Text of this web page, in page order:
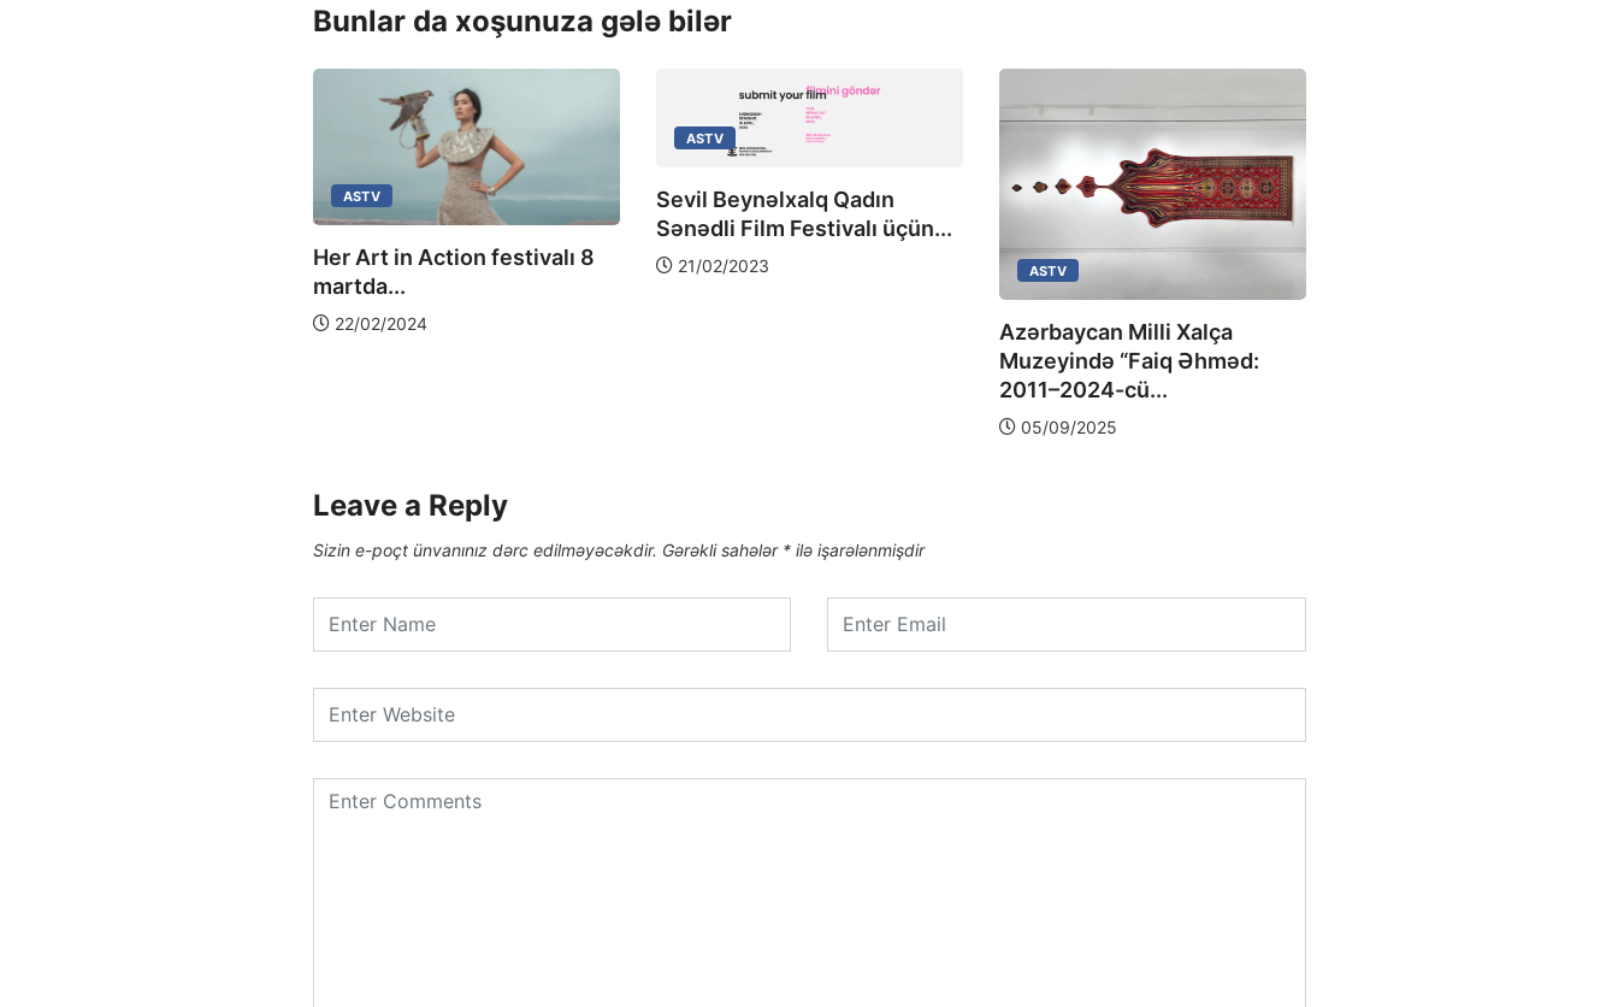
Bunlar da xoşunuza gələ bilər
ASTV
Her Art in Action festivalı 8
martda...
22/02/2024
ASTV
Sevil Beynəlxalq Qadın
Sənədli Film Festivalı üçün...
21/02/2023 ASTV
Azərbaycan Milli Xalça
Muzeyində “Faiq Əhməd:
2011–2024-cü...
05/09/2025
Leave a Reply
Sizin e-poçt ünvanınız dərc edilməyəcəkdir. Gərəkli sahələr *ilə işarələnmişdir